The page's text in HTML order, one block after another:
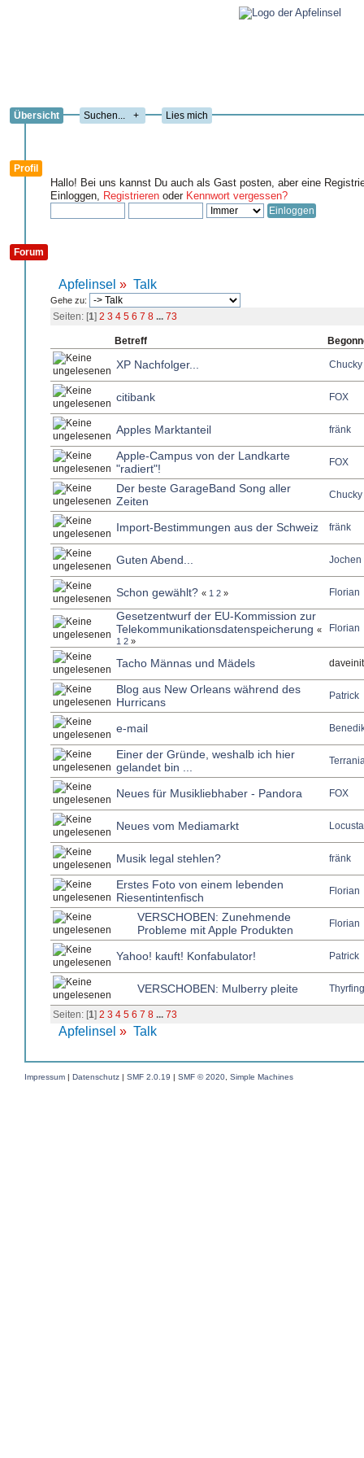
Übersicht + Lies mich
Profil
Hallo! Bei uns kannst Du auch als Gast posten, aber eine
Einloggen, Registrieren oder Kennwort vergessen?
Forum
Apfelinsel » Talk
Gehe zu:
Seiten: [1] 2 3 4 5 6 7 8 ... 73
Betreff
XP Nachfolger... Chucky
citibank FOX
Apples Marktanteil fränk
Apple-Campus von der Landkarte
"radiert"!
FOX
Der beste GarageBand Song aller
Zeiten
Chucky
Import-Bestimmungen aus der Schweiz fränk
Guten Abend... Jochen
Schon gewählt? « 1 2 » Florian
Gesetzentwurf der EU-Kommission zur
Telekommunikationsdatenspeicherung «
1 2 »
Florian
Tacho Männas und Mädels
Blog aus New Orleans während des
Hurricans
Patrick
e-mail
Einer der Gründe, weshalb ich hier
gelandet bin ...
Neues für Musikliebhaber - Pandora FOX
Neues vom Mediamarkt Locusta
Musik legal stehlen? fränk
Erstes Foto von einem lebenden
Riesentintenfisch
Florian
VERSCHOBEN: Zunehmende
Probleme mit Apple Produkten
Florian
Yahoo! kauft! Konfabulator! Patrick
VERSCHOBEN: Mulberry pleite Thyrfing
Seiten: [1] 2 3 4 5 6 7 8 ... 73
Apfelinsel » Talk
Impressum Datenschutz SMF 2.0.19 SMF © 2020, Simple Machines